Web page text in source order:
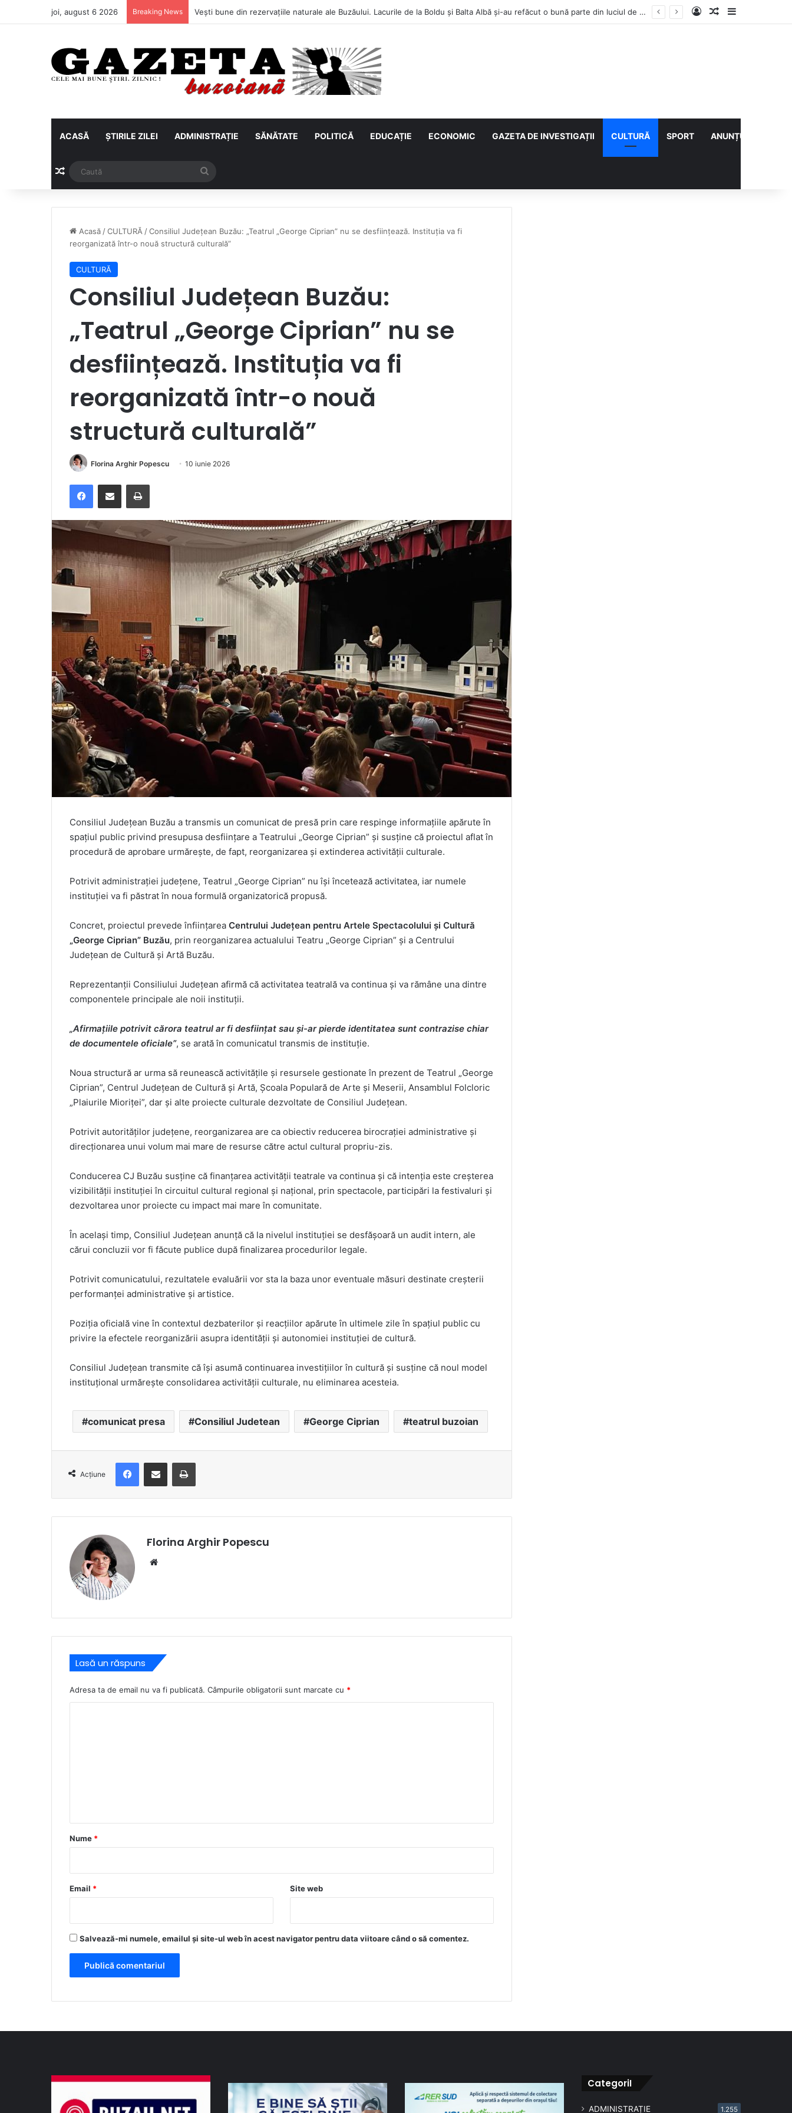
joi, august 6 2026 Breaking News Vești bune din rezervațiile naturale ale Buzăului. Lacurile de la Boldu și Balta Albă și-au refăcut o bună parte din luciul de apă Log InArticol aleatoriu
Sidebar
ACASĂ ȘTIRILE ZILEI ADMINISTRAȚIE SĂNĂTATE POLITICĂ EDUCAȚIE ECONOMIC GAZETA DE INVESTIGAȚII CULTURĂ SPORT ANUNȚURI
Articol aleatoriu
Acasă /CULTURĂ /Consiliul Județean Buzău: „Teatrul „George Ciprian” nu se desființează. Instituția va fi
reorganizată într-o nouă structură culturală”
CULTURĂ
Consiliul Județean Buzău:
„Teatrul „George Ciprian” nu se
desființează. Instituția va fi
reorganizată într-o nouă
structură culturală”
Florina Arghir Popescu 10 iunie 2026
FacebookDistribuie prin e-mail Imprimare
Consiliul Județean Buzău a transmis un comunicat de presă prin care respinge informațiile apărute în
spațiul public privind presupusa desființare a Teatrului „George Ciprian” și susține că proiectul aflat în
procedură de aprobare urmărește, de fapt, reorganizarea și extinderea activității culturale.
Potrivit administrației județene, Teatrul „George Ciprian” nu își încetează activitatea, iar numele
instituției va fi păstrat în noua formulă organizatorică propusă.
Concret, proiectul prevede înființarea Centrului Județean pentru Artele Spectacolului și Cultură
„George Ciprian” Buzău, prin reorganizarea actualului Teatru „George Ciprian” și a Centrului
Județean de Cultură și Artă Buzău.
Reprezentanții Consiliului Județean afirmă că activitatea teatrală va continua și va rămâne una dintre
componentele principale ale noii instituții.
„Afirmațiile potrivit cărora teatrul ar fi desființat sau și-ar pierde identitatea sunt contrazise chiar
de documentele oficiale”, se arată în comunicatul transmis de instituție.
Noua structură ar urma să reunească activitățile și resursele gestionate în prezent de Teatrul „George
Ciprian”, Centrul Județean de Cultură și Artă, Școala Populară de Arte și Meserii, Ansamblul Folcloric
„Plaiurile Mioriței”, dar și alte proiecte culturale dezvoltate de Consiliul Județean.
Potrivit autorităților județene, reorganizarea are ca obiectiv reducerea birocrației administrative și
direcționarea unui volum mai mare de resurse către actul cultural propriu-zis.
Conducerea CJ Buzău susține că finanțarea activității teatrale va continua și că intenția este creșterea
vizibilității instituției în circuitul cultural regional și național, prin spectacole, participări la festivaluri și
dezvoltarea unor proiecte cu impact mai mare în comunitate.
În același timp, Consiliul Județean anunță că la nivelul instituției se desfășoară un audit intern, ale
cărui concluzii vor fi făcute publice după finalizarea procedurilor legale.
Potrivit comunicatului, rezultatele evaluării vor sta la baza unor eventuale măsuri destinate creșterii
performanței administrative și artistice.
Poziția oficială vine în contextul dezbaterilor și reacțiilor apărute în ultimele zile în spațiul public cu
privire la efectele reorganizării asupra identității și autonomiei instituției de cultură.
Consiliul Județean transmite că își asumă continuarea investițiilor în cultură și susține că noul model
instituțional urmărește consolidarea activității culturale, nu eliminarea acesteia.
comunicat presa Consiliul Judetean George Ciprian teatrul buzoian
Acțiune
FacebookDistribuie prin e-mail Imprimare
Florina Arghir Popescu
Lasă un răspuns
Adresa ta de email nu va fi publicată. Câmpurile obligatorii sunt marcate cu *
r
*
Nume *
Email * Site web
Salvează-mi numele, emailul și site-ul web în acest navigator pentru data viitoare când o să comentez.
CategoriI
ADMINISTRAȚIE 1.255